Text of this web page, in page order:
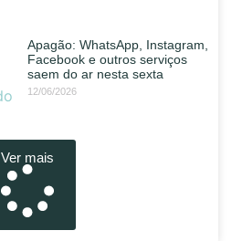
Apagão: WhatsApp, Instagram,
Facebook e outros serviços
saem do ar nesta sexta
12/06/2026
Ver mais